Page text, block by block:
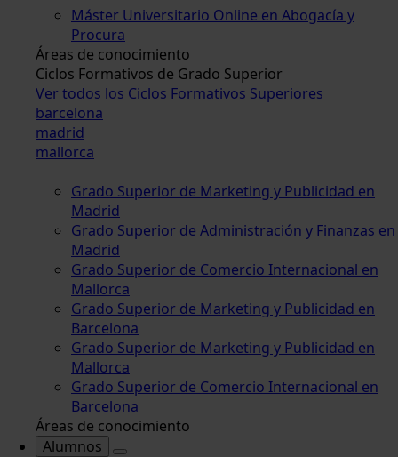
Máster Universitario Online en Abogacía y
Procura
Áreas de conocimiento
Ciclos Formativos de Grado Superior
Ver todos los Ciclos Formativos Superiores
barcelona
madrid
mallorca
Grado Superior de Marketing y Publicidad en
Madrid
Grado Superior de Administración y Finanzas en
Madrid
Grado Superior de Comercio Internacional en
Mallorca
Grado Superior de Marketing y Publicidad en
Barcelona
Grado Superior de Marketing y Publicidad en
Mallorca
Grado Superior de Comercio Internacional en
Barcelona
Áreas de conocimiento
Alumnos